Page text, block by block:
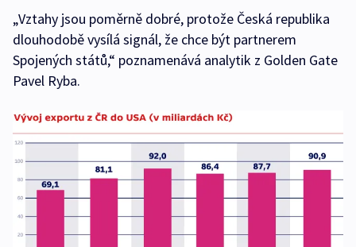
„Vztahy jsou poměrně dobré, protože Česká republika
dlouhodobě vysílá signál, že chce být partnerem
Spojených států,“ poznamenává analytik z Golden Gate
Pavel Ryba.